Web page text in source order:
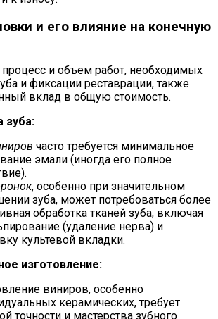
и его влияние на конечную
процесс и объем работ, необходимых
и фиксации реставрации, также
вклад в общую стоимость.
зуба:
часто требуется минимальное
эмали (иногда его полное
, особенно при значительном
зуба, может потребоваться более
обработка тканей зуба, включая
(удаление нерва) и
культевой вкладки.
изготовление:
виниров, особенно
керамических, требует
точности и мастерства зубного